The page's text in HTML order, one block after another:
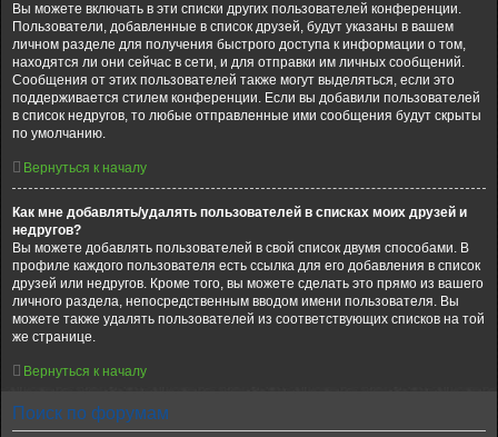
Вы можете включать в эти списки других пользователей конференции.
Пользователи, добавленные в список друзей, будут указаны в вашем
личном разделе для получения быстрого доступа к информации о том,
находятся ли они сейчас в сети, и для отправки им личных сообщений.
Сообщения от этих пользователей также могут выделяться, если это
поддерживается стилем конференции. Если вы добавили пользователей
в список недругов, то любые отправленные ими сообщения будут скрыты
по умолчанию.
Вернуться к началу
Как мне добавлять/удалять пользователей в списках моих друзей и
недругов?
Вы можете добавлять пользователей в свой список двумя способами. В
профиле каждого пользователя есть ссылка для его добавления в список
друзей или недругов. Кроме того, вы можете сделать это прямо из вашего
личного раздела, непосредственным вводом имени пользователя. Вы
можете также удалять пользователей из соответствующих списков на той
же странице.
Вернуться к началу
Поиск по форумам